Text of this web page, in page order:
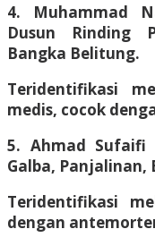
4. Muhammad
Dusun Rinding
Bangka Belitung.
Teridentifikasi
medis, cocok
5. Ahmad Sufaifi
Galba, Panjalinan,
Teridentifikasi
dengan